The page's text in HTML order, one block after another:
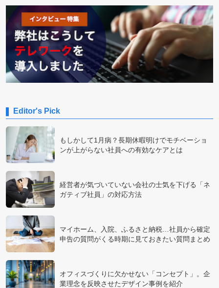
Editor's Pick
もしかして1月病？長期休暇明けでモチベーショ
ンが上がらない社員への有効なケアとは
経営者が気づいていない会社の士気を下げる「ネ
ガティブ社員」の対応方法
マイホーム、入院、ふるさと納税…社員から確定
申告の質問がくる時期に見ておきたい質問まとめ
オフィスづくりに欠かせない「コンセプト」。企
業理念を反映させたデザイン事例を紹介